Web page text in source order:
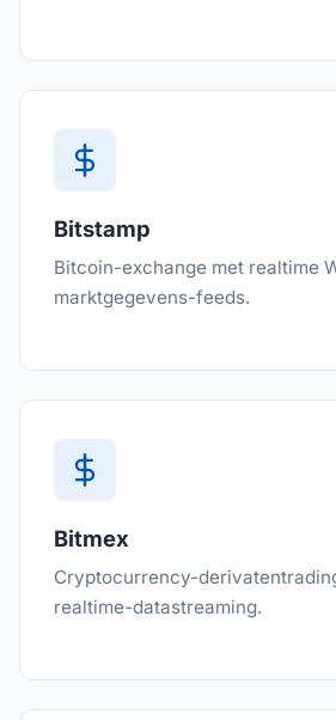
Bitstamp
Bitcoin-exchange met realtime
marktgegevens-feeds.
Bitmex
Cryptocurrency-
realtime-datastreaming.